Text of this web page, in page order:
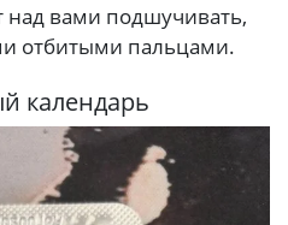
над вами подшучивать,
отбитыми пальцами.
календарь